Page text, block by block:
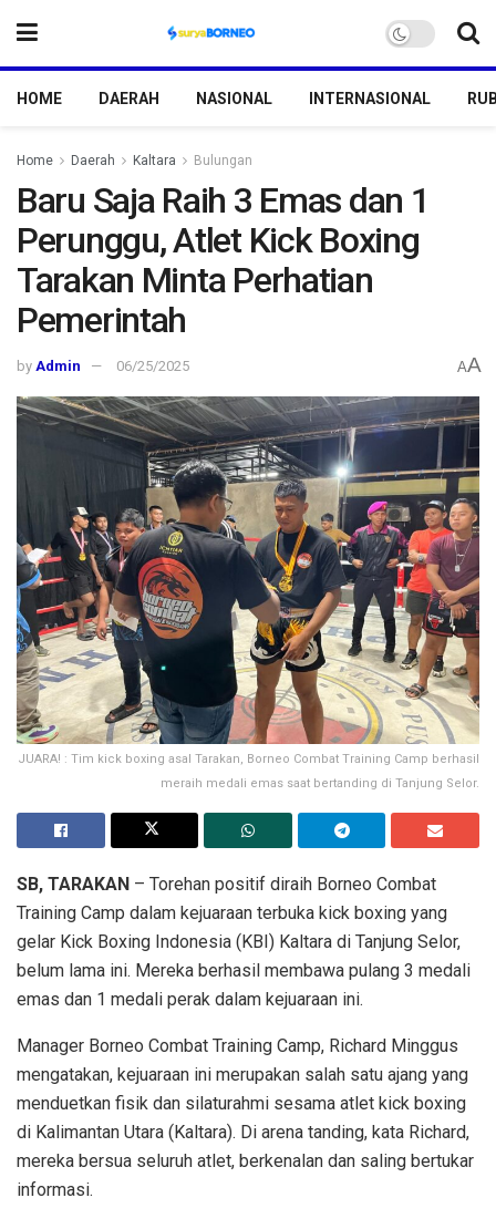
HOME DAERAH NASIONAL INTERNASIONAL
Home Daerah Kaltara Bulungan
Baru Saja Raih 3 Emas dan 1
Perunggu, Atlet Kick Boxing
Tarakan Minta Perhatian
Pemerintah
by Admin 06/25/2025 AA
JUARA! : Tim kick boxing asal Tarakan, Borneo Combat Training Camp berhasil
meraih medali emas saat bertanding di Tanjung Selor.
SB, TARAKAN – Torehan positif diraih Borneo Combat
Training Camp dalam kejuaraan terbuka kick boxing yang
gelar Kick Boxing Indonesia (KBI) Kaltara di Tanjung Selor,
belum lama ini. Mereka berhasil membawa pulang 3 medali
emas dan 1 medali perak dalam kejuaraan ini.
Manager Borneo Combat Training Camp, Richard Minggus
mengatakan, kejuaraan ini merupakan salah satu ajang yang
menduetkan fisik dan silaturahmi sesama atlet kick boxing
di Kalimantan Utara (Kaltara). Di arena tanding, kata Richard,
mereka bersua seluruh atlet, berkenalan dan saling bertukar
informasi.